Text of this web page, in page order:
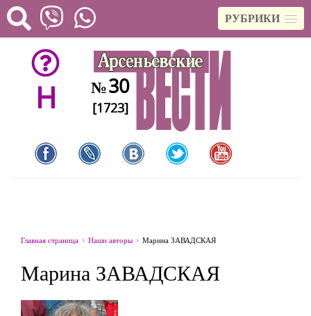
РУБРИКИ
H №30
[1723]
Главная страница Наши авторы Марина ЗАВАДСКАЯ
Марина ЗАВАДСКАЯ